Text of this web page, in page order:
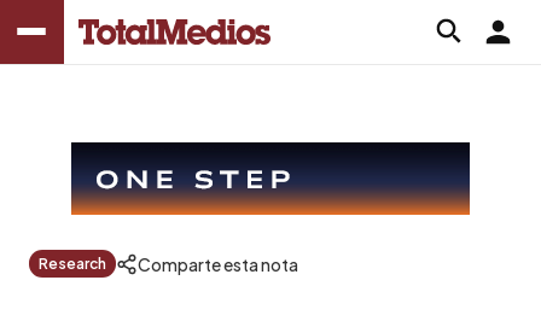
Research Comparte esta nota